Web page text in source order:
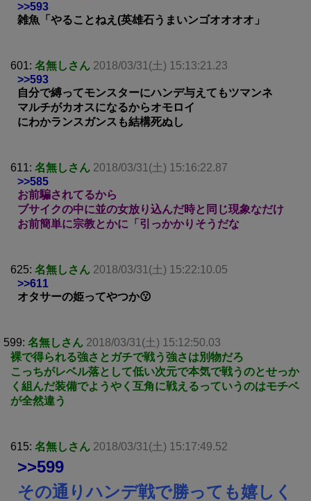
>>593
雑魚「やることねえ(英雄石うまいンゴオオオオ」
601: 名無しさん 2018/03/31(土) 15:13:21.23
>>593
自分で縛ってモンスターにハンデ与えてもツマンネ
マルチがカオスになるからオモロイ
にわかランスガンスも結構死ぬし
611: 名無しさん 2018/03/31(土) 15:16:22.87
>>585
お前騙されてるから
ブサイクの中に並の女放り込んだ時と同じ現象なだけ
お前簡単に宗教とかに「引っかかりそうだな
625: 名無しさん 2018/03/31(土) 15:22:10.05
>>611
オタサーの姫ってやつか😗
599: 名無しさん 2018/03/31(土) 15:12:50.03
裸で得られる強さとガチで戦う強さは別物だろ
こっちがレベル落として低い次元で本気で戦うのとせっか
く組んだ装備でようやく互角に戦えるっていうのはモチベ
が全然違う
615: 名無しさん 2018/03/31(土) 15:17:49.52
>>599
その通りハンデ戦で勝っても嬉しく